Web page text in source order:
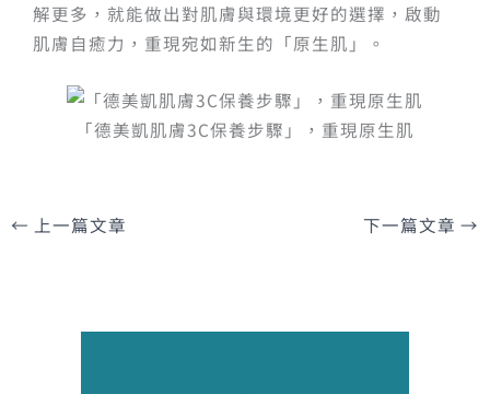
解更多，就能做出對肌膚與環境更好的選擇，啟動
肌膚自癒力，重現宛如新生的「原生肌」。
「德美凱肌膚3C保養步驟」，重現原生肌
← 上一篇文章 下一篇文章 →